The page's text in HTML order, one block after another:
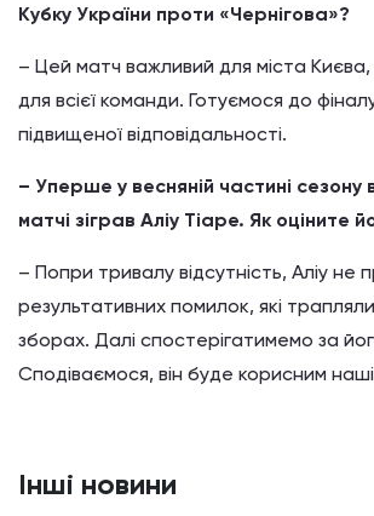
Кубку України проти «Чернігова»?
– Цей матч важливий для міста
для всієї команди. Готуємося до
підвищеної відповідальності.
– Уперше у весняній частині сезону
матчі зіграв Аліу Тіаре. Як оціните
– Попри тривалу відсутність, Аліу не
результативних помилок, які
зборах. Далі спостерігатимемо за
Сподіваємося, він буде корисним
Інші новини